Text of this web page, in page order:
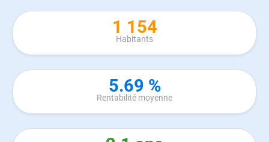
1 154
Habitants
5.69 %
Rentabilité moyenne